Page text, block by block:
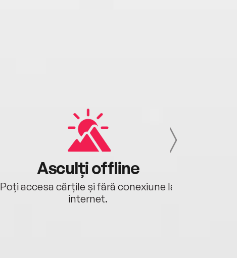
Asculți offline
Poți accesa cărțile și fără conexiune la
internet.